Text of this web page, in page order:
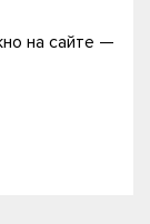
на сайте —